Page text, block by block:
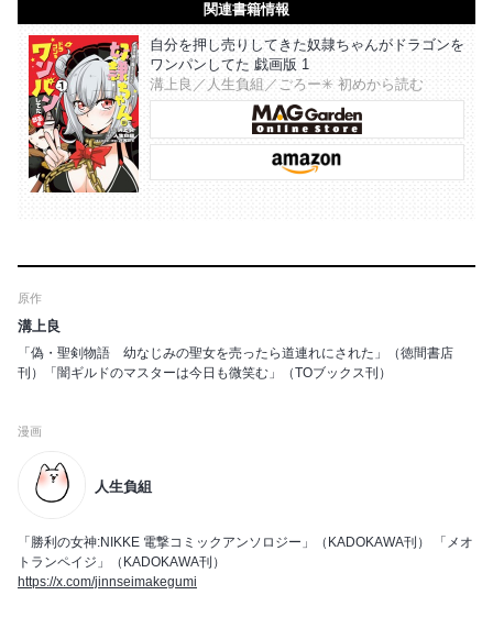
関連書籍情報
自分を押し売りしてきた奴隷ちゃんがドラゴンを
ワンパンしてた 戯画版 1
溝上良／人生負組／ごろー✳︎ 初めから読む
原作
溝上良
「偽・聖剣物語 幼なじみの聖女を売ったら道連れにされた」（徳間書店
刊）「闇ギルドのマスターは今日も微笑む」（TOブックス刊）
漫画
人生負組
「勝利の女神:NIKKE 電撃コミックアンソロジー」（KADOKAWA刊） 「メオ
トランペイジ」（KADOKAWA刊）
https://x.com/jinnseimakegumi